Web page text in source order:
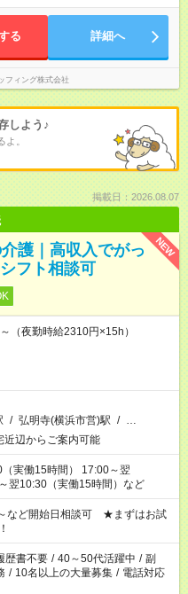
る 詳細へ
フィング株式会社
しよう♪
。
掲載日：2026.08.07
NEW
護｜高収入でがっ
フト相談可
夜勤時給2310円×15h）
/ 弘明寺(横浜市営)駅 / …
辺からご案内可能
実働15時間） 17:00～翌
翌10:30（実働15時間）など
～など開始日相談可 ★まずはお試
歴書不要 / 40～50代活躍中 / 副
/ 10名以上の大量募集 / 電話対応